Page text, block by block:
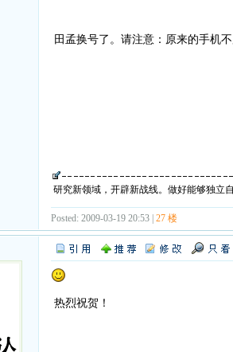
田孟换号了。请注意：原来的手机
研究新领域，开辟新战线。做好能够独立
Posted: 2009-03-19 20:53 | 27 楼
热烈祝贺！